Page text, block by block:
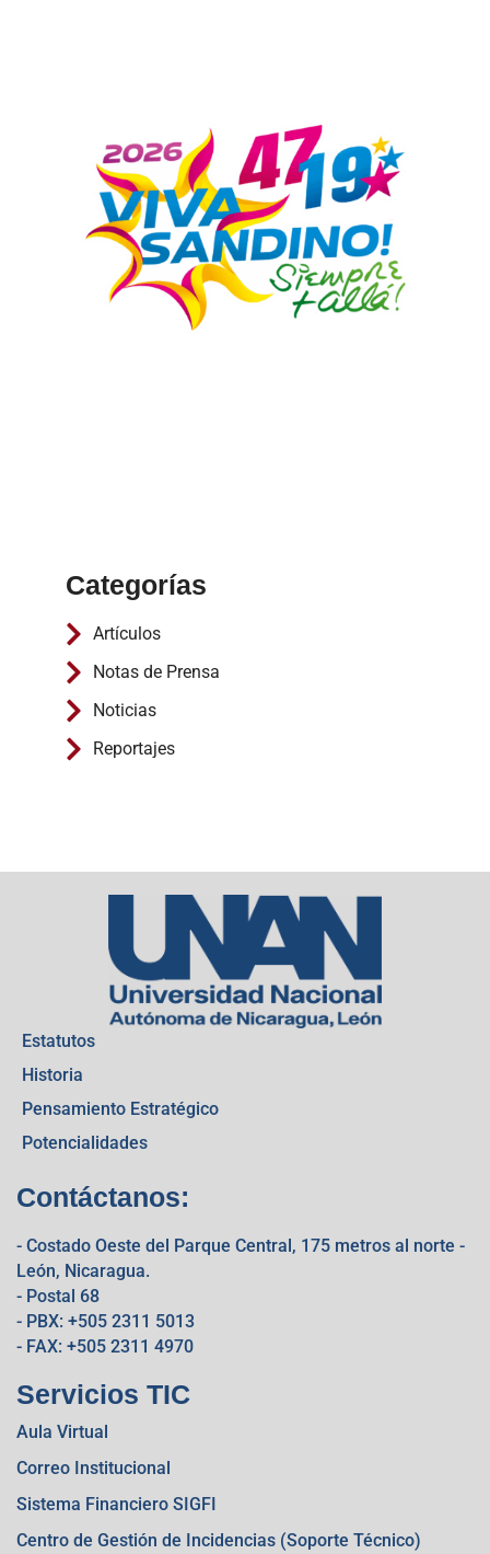
Categorías
Artículos
Notas de Prensa
Noticias
Reportajes
Estatutos
Historia
Pensamiento Estratégico
Potencialidades
Contáctanos:
- Costado Oeste del Parque Central, 175 metros al norte -
León, Nicaragua.
- Postal 68
- PBX: +505 2311 5013
- FAX: +505 2311 4970
Servicios TIC
Aula Virtual
Correo Institucional
Sistema Financiero SIGFI
Centro de Gestión de Incidencias (Soporte Técnico)